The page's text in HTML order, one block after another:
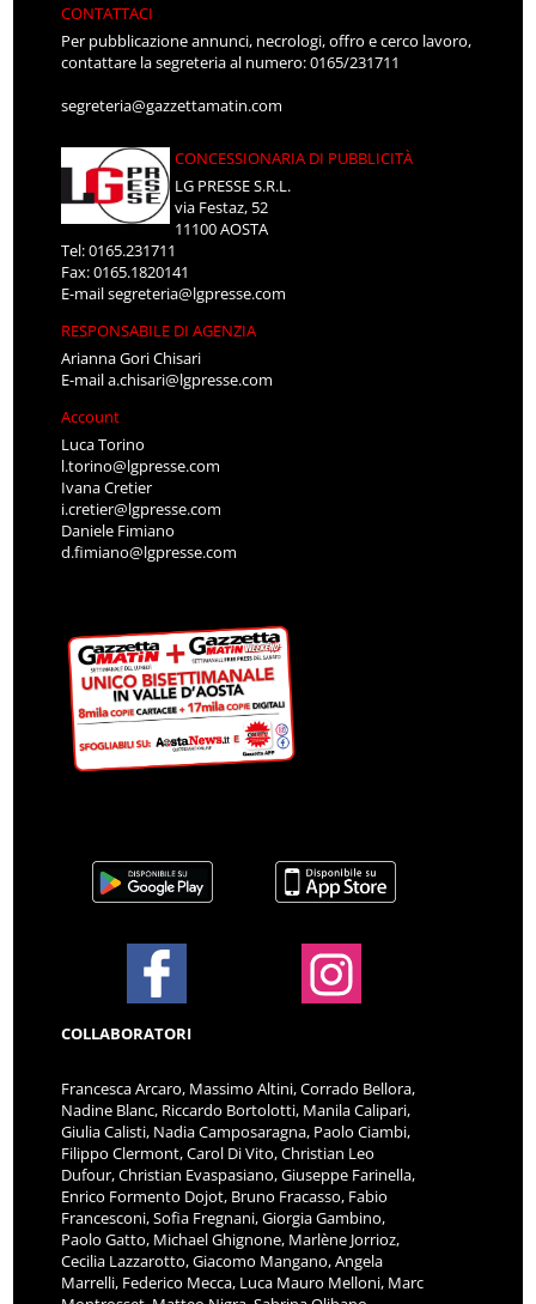
CONTATTACI
Per pubblicazione annunci, necrologi, offro e cerco lavoro,
contattare la segreteria al numero: 0165/231711
segreteria@gazzettamatin.com
CONCESSIONARIA DI PUBBLICITÀ
LG PRESSE S.R.L.
via Festaz, 52
11100 AOSTA
Tel: 0165.231711
Fax: 0165.1820141
E-mailsegreteria@lgpresse.com
RESPONSABILE DI AGENZIA
Arianna Gori Chisari
E-maila.chisari@lgpresse.com
Account
Luca Torino
l.torino@lgpresse.com
Ivana Cretier
i.cretier@lgpresse.com
Daniele Fimiano
d.fimiano@lgpresse.com
COLLABORATORI
Francesca Arcaro, Massimo Altini, Corrado Bellora,
Nadine Blanc, Riccardo Bortolotti, Manila Calipari,
Giulia Calisti, Nadia Camposaragna, Paolo Ciambi,
Filippo Clermont, Carol Di Vito, Christian Leo
Dufour, Christian Evaspasiano, Giuseppe Farinella,
Enrico Formento Dojot, Bruno Fracasso, Fabio
Francesconi, Sofia Fregnani, Giorgia Gambino,
Paolo Gatto, Michael Ghignone, Marlène Jorrioz,
Cecilia Lazzarotto, Giacomo Mangano, Angela
Marrelli, Federico Mecca, Luca Mauro Melloni, Marc